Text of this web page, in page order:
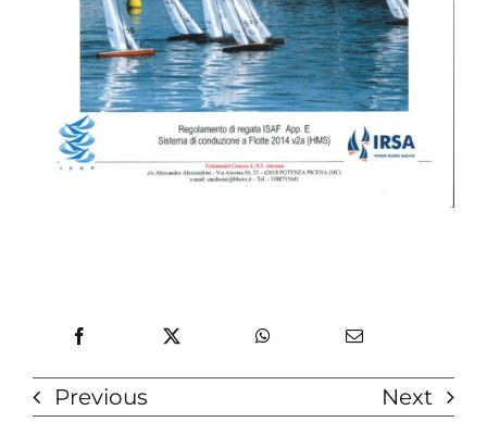
Previous Next